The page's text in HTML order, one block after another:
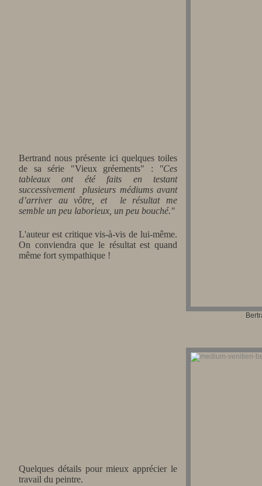
Bertrand nous présente ici quelques toiles
de sa série "Vieux gréements" :
"Ces
tableaux ont été faits en testant
successivement plusieurs médiums avant
d’arriver au vôtre, et le résultat me
semble un peu laborieux, un peu bouché."
L'auteur est critique vis-à-vis de lui-même.
On conviendra que le résultat est quand
même fort sympathique !
Quelques détails pour mieux apprécier le
travail du peintre.